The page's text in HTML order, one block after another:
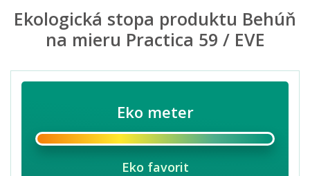
Ekologická stopa produktu Behúň
na mieru Practica 59 / EVE
Eko meter
Eko favorit